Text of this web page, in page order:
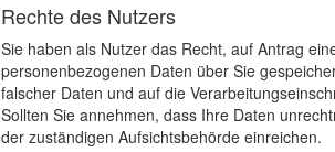
Rechte des Nutzers
Sie haben als Nutzer das Recht, auf Antrag
personenbezogenen Daten über Sie
falscher Daten und auf die
Sollten Sie annehmen, dass Ihre Daten
der zuständigen Aufsichtsbehörde einreichen.